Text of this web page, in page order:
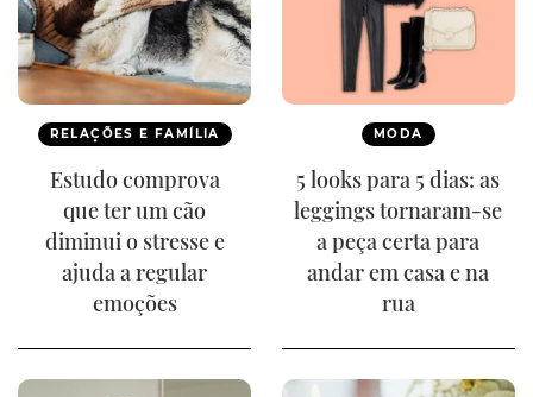
RELAÇÕES E FAMÍLIA
Estudo comprova
que ter um cão
diminui o stresse e
ajuda a regular
emoções
MODA
5 looks para 5 dias: as
leggings tornaram-se
a peça certa para
andar em casa e na
rua